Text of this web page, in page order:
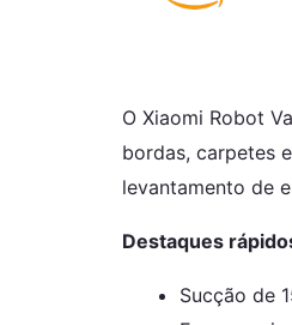
O Xiaomi Robot
bordas, carpetes
levantamento de
Destaques
Sucção de